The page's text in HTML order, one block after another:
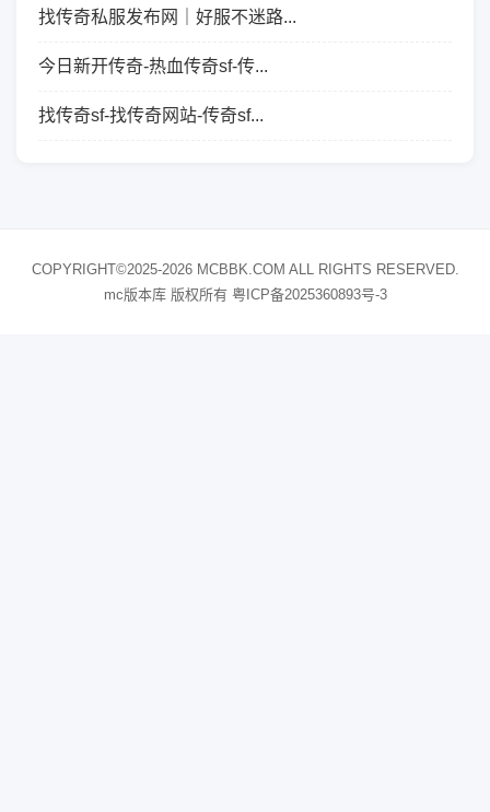
找传奇私服发布网｜好服不迷路...
今日新开传奇-热血传奇sf-传...
找传奇sf-找传奇网站-传奇sf...
COPYRIGHT©2025-2026 MCBBK.COM ALL RIGHTS RESERVED.
mc版本库 版权所有 粤ICP备2025360893号-3